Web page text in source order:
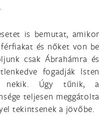
is bemutat, amikor
és nőket von be
csak Ábrahámra és
fogadják Isten
Úgy tűnik, a
teljesen meggátolta
tekintsenek a jövőbe.